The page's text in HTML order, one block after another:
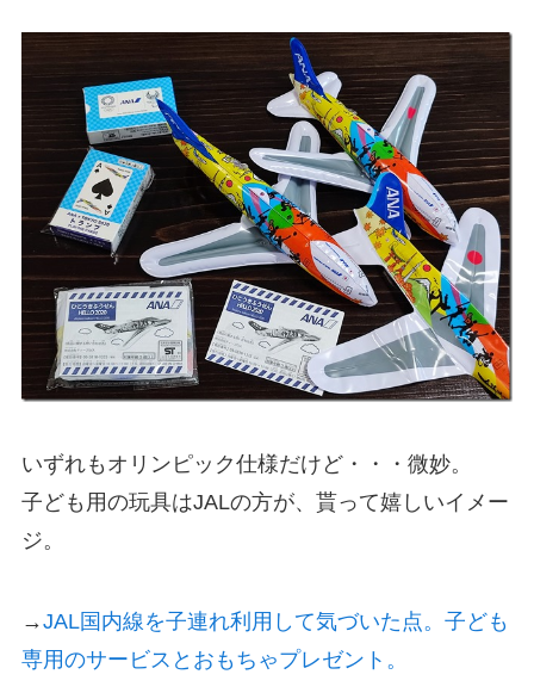
いずれもオリンピック仕様だけど・・・微妙。
子ども用の玩具はJALの方が、貰って嬉しいイメー
ジ。
→JAL国内線を子連れ利用して気づいた点。子ども
専用のサービスとおもちゃプレゼント。